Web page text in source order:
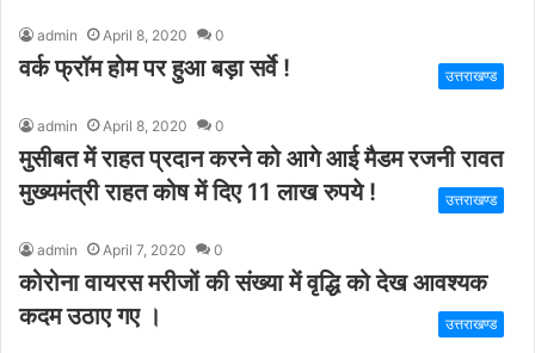
admin April 8, 2020 0
वर्क फ्रॉम होम पर हुआ बड़ा सर्वे ! उत्तराखण्ड
admin April 8, 2020 0
मुसीबत में राहत प्रदान करने को आगे आई मैडम रजनी रावत
मुख्यमंत्री राहत कोष में दिए 11 लाख रुपये !
उत्तराखण्ड
admin April 7, 2020 0
कोरोना वायरस मरीजों की संख्या में वृद्धि को देख आवश्यक
कदम उठाए गए ।
उत्तराखण्ड